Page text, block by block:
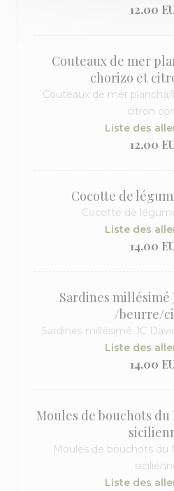
12,00
Couteaux de mer
chorizo et
Couteaux de mer
citron
Liste des
12,00
Cocotte de
Cocotte de
Liste des
14,00
Sardines millésimé
/beurre/
Sardines millésimé JC
Liste des
14,00
Moules de bouchots
Moules de bouchots du
Liste des